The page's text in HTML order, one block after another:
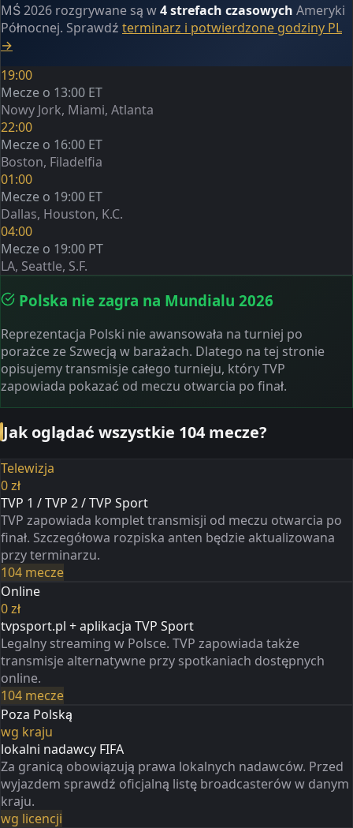
MŚ 2026 rozgrywane są w4 strefach czasowych Ameryki
Północnej. Sprawdź terminarz i potwierdzone godziny PL
→
19:00
Mecze o 13:00 ET
Nowy Jork, Miami, Atlanta
22:00
Mecze o 16:00 ET
Boston, Filadelfia
01:00
Mecze o 19:00 ET
Dallas, Houston, K.C.
04:00
Mecze o 19:00 PT
LA, Seattle, S.F.
Polska nie zagra na Mundialu 2026
Reprezentacja Polski nie awansowała na turniej po
porażce ze Szwecją w barażach. Dlatego na tej stronie
opisujemy transmisje całego turnieju, który TVP
zapowiada pokazać od meczu otwarcia po finał.
Jak oglądać wszystkie 104 mecze?
Telewizja
0 zł
TVP 1 / TVP 2 / TVP Sport
TVP zapowiada komplet transmisji od meczu otwarcia po
finał. Szczegółowa rozpiska anten będzie aktualizowana
przy terminarzu.
104 mecze
Online
0 zł
tvpsport.pl + aplikacja TVP Sport
Legalny streaming w Polsce. TVP zapowiada także
transmisje alternatywne przy spotkaniach dostępnych
online.
104 mecze
Poza Polską
wg kraju
lokalni nadawcy FIFA
Za granicą obowiązują prawa lokalnych nadawców. Przed
wyjazdem sprawdź oficjalną listę broadcasterów w danym
kraju.
wg licencji